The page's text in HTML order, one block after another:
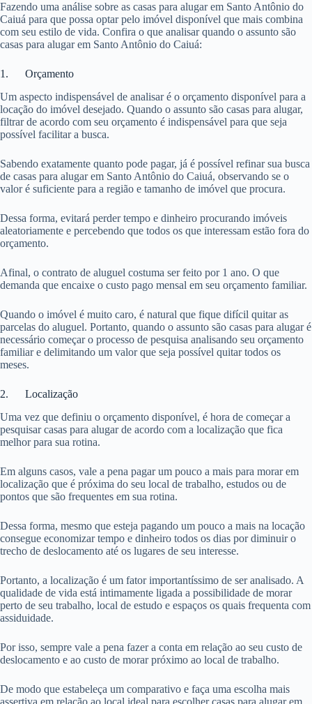
Fazendo uma análise sobre as casas para alugar em Santo Antônio do
Caiuá para que possa optar pelo imóvel disponível que mais combina
com seu estilo de vida. Confira o que analisar quando o assunto são
casas para alugar em Santo Antônio do Caiuá:
1. Orçamento
Um aspecto indispensável de analisar é o orçamento disponível para a
locação do imóvel desejado. Quando o assunto são casas para alugar,
filtrar de acordo com seu orçamento é indispensável para que seja
possível facilitar a busca.
Sabendo exatamente quanto pode pagar, já é possível refinar sua busca
de casas para alugar em Santo Antônio do Caiuá, observando se o
valor é suficiente para a região e tamanho de imóvel que procura.
Dessa forma, evitará perder tempo e dinheiro procurando imóveis
aleatoriamente e percebendo que todos os que interessam estão fora do
orçamento.
Afinal, o contrato de aluguel costuma ser feito por 1 ano. O que
demanda que encaixe o custo pago mensal em seu orçamento familiar.
Quando o imóvel é muito caro, é natural que fique difícil quitar as
parcelas do aluguel. Portanto, quando o assunto são casas para alugar é
necessário começar o processo de pesquisa analisando seu orçamento
familiar e delimitando um valor que seja possível quitar todos os
meses.
2. Localização
Uma vez que definiu o orçamento disponível, é hora de começar a
pesquisar casas para alugar de acordo com a localização que fica
melhor para sua rotina.
Em alguns casos, vale a pena pagar um pouco a mais para morar em
localização que é próxima do seu local de trabalho, estudos ou de
pontos que são frequentes em sua rotina.
Dessa forma, mesmo que esteja pagando um pouco a mais na locação
consegue economizar tempo e dinheiro todos os dias por diminuir o
trecho de deslocamento até os lugares de seu interesse.
Portanto, a localização é um fator importantíssimo de ser analisado. A
qualidade de vida está intimamente ligada a possibilidade de morar
perto de seu trabalho, local de estudo e espaços os quais frequenta com
assiduidade.
Por isso, sempre vale a pena fazer a conta em relação ao seu custo de
deslocamento e ao custo de morar próximo ao local de trabalho.
De modo que estabeleça um comparativo e faça uma escolha mais
assertiva em relação ao local ideal para escolher casas para alugar em